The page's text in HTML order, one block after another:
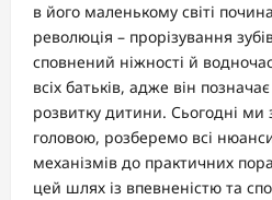
в його маленькому світі
революція – прорізування
сповнений ніжності й
всіх батьків, адже він
розвитку дитини. Сьогодні
головою, розберемо всі
механізмів до практичних
цей шлях із впевненістю та